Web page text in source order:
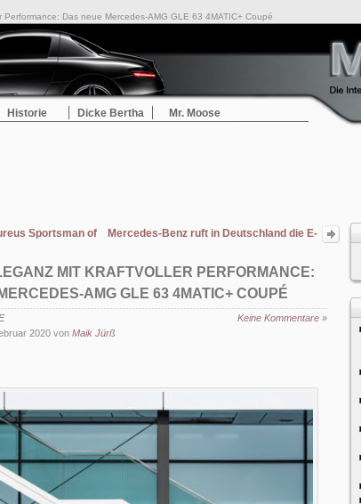
Performance: Das neue Mercedes-AMG GLE 63 4MATIC+ Coupé
Historie Dicke Bertha Mr. Moose
Sportsman of the Year ausgezeichnet
Mercedes-Benz ruft in Deutschland die E-
Werkstatt
MIT KRAFTVOLLER PERFORMANCE:
AMG GLE 63 4MATIC+ COUPÉ
Keine Kommentare »
2020 von Maik Jürß